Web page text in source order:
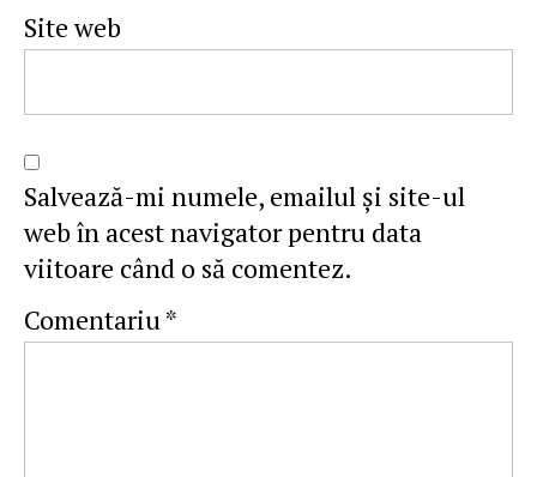
Site web
Salvează-mi numele, emailul și site-ul
web în acest navigator pentru data
viitoare când o să comentez.
Comentariu *